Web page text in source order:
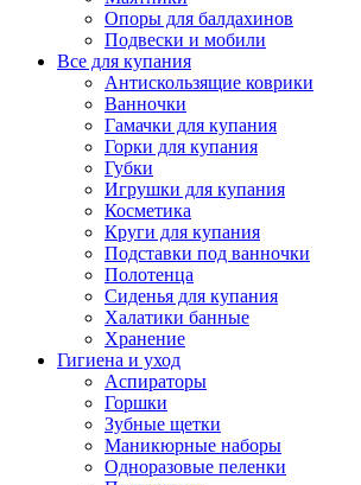
Опоры для балдахинов
Подвески и мобили
Все для купания
Антискользящие коврики
Ванночки
Гамачки для купания
Горки для купания
Губки
Игрушки для купания
Косметика
Круги для купания
Подставки под ванночки
Полотенца
Сиденья для купания
Халатики банные
Хранение
Гигиена и уход
Аспираторы
Горшки
Зубные щетки
Маникюрные наборы
Одноразовые пеленки